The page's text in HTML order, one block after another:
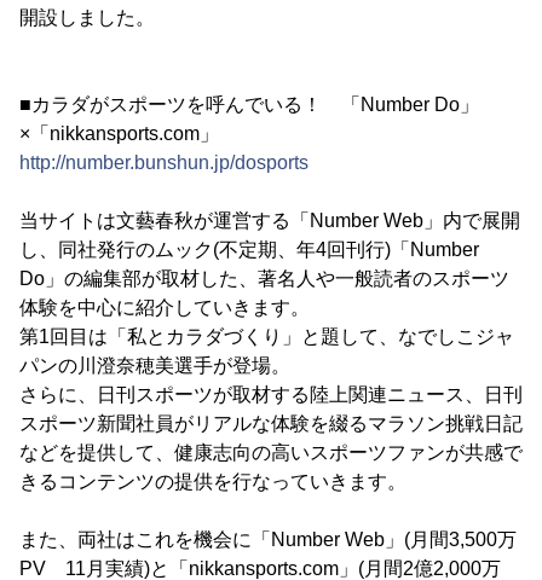
開設しました。
■カラダがスポーツを呼んでいる！ 「Number Do」
×「nikkansports.com」
http://number.bunshun.jp/dosports
当サイトは文藝春秋が運営する「Number Web」内で展開
し、同社発行のムック(不定期、年4回刊行)「Number
Do」の編集部が取材した、著名人や一般読者のスポーツ
体験を中心に紹介していきます。
第1回目は「私とカラダづくり」と題して、なでしこジャ
パンの川澄奈穂美選手が登場。
さらに、日刊スポーツが取材する陸上関連ニュース、日刊
スポーツ新聞社員がリアルな体験を綴るマラソン挑戦日記
などを提供して、健康志向の高いスポーツファンが共感で
きるコンテンツの提供を行なっていきます。
また、両社はこれを機会に「Number Web」(月間3,500万
PV 11月実績)と「nikkansports.com」(月間2億2,000万